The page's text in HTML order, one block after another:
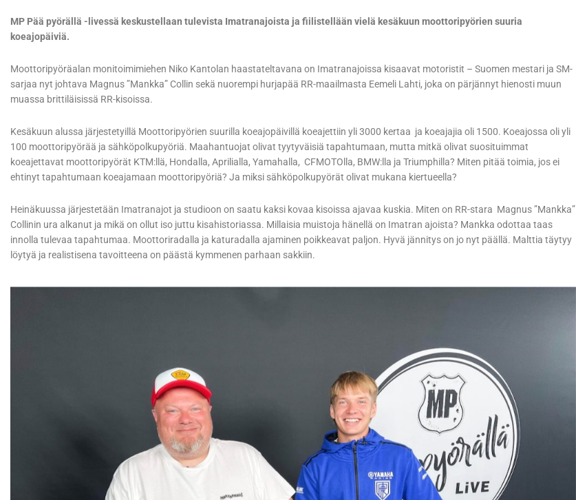
MP Pää pyörällä -livessä keskustellaan tulevista Imatranajoista ja fiilistellään vielä kesäkuun moottoripyörien suuria
koeajopäiviä.
Moottoripyöräalan monitoimimiehen Niko Kantolan haastateltavana on Imatranajoissa kisaavat motoristit – Suomen mestari ja SM-
sarjaa nyt johtava Magnus ”Mankka” Collin sekä nuorempi hurjapää RR-maailmasta Eemeli Lahti, joka on pärjännyt hienosti muun
muassa brittiläisissä RR-kisoissa.
Kesäkuun alussa järjestetyillä Moottoripyörien suurilla koeajopäivillä koeajettiin yli 3000 kertaa ja koeajajia oli 1500. Koeajossa oli yli
100 moottoripyörää ja sähköpolkupyöriä. Maahantuojat olivat tyytyväisiä tapahtumaan, mutta mitkä olivat suosituimmat
koeajettavat moottoripyörät KTM:llä, Hondalla, Aprilialla, Yamahalla, CFMOTOlla, BMW:lla ja Triumphilla? Miten pitää toimia, jos ei
ehtinyt tapahtumaan koeajamaan moottoripyöriä? Ja miksi sähköpolkupyörät olivat mukana kiertueella?
Heinäkuussa järjestetään Imatranajot ja studioon on saatu kaksi kovaa kisoissa ajavaa kuskia. Miten on RR-stara Magnus ”Mankka”
Collinin ura alkanut ja mikä on ollut iso juttu kisahistoriassa. Millaisia muistoja hänellä on Imatran ajoista? Mankka odottaa taas
innolla tulevaa tapahtumaa. Moottoriradalla ja katuradalla ajaminen poikkeavat paljon. Hyvä jännitys on jo nyt päällä. Malttia täytyy
löytyä ja realistisena tavoitteena on päästä kymmenen parhaan sakkiin.